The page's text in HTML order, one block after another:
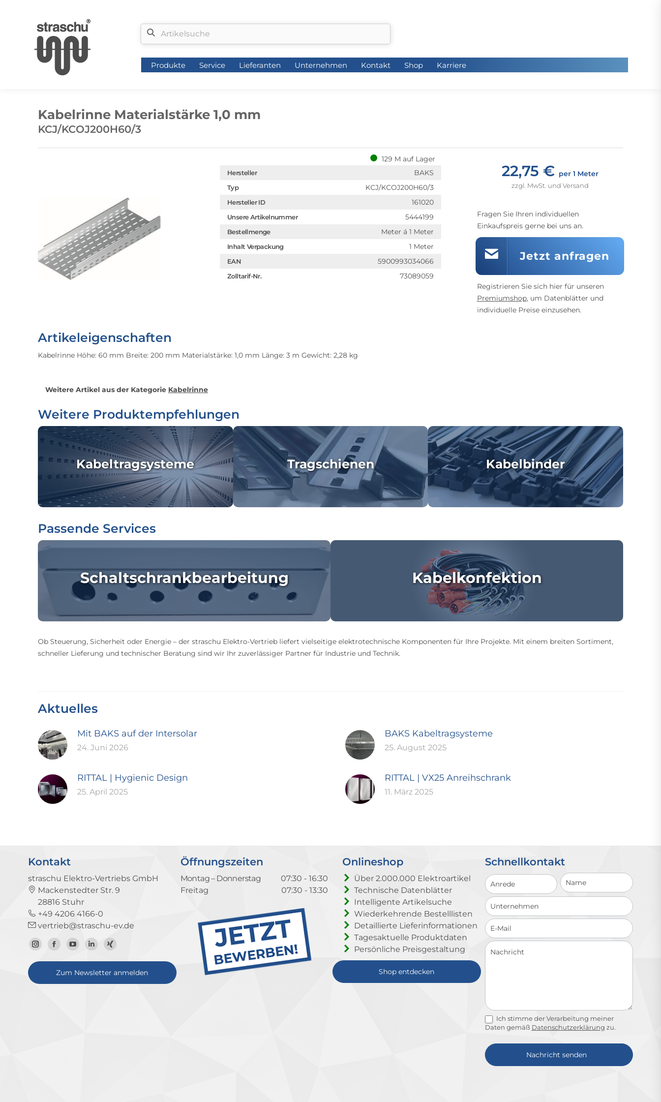
Produkte Service Lieferanten Unternehmen Kontakt Shop Karriere
Kabelrinne Materialstärke 1,0 mm
KCJ/KCOJ200H60/3
129 M auf Lager
Hersteller BAKS
Typ KCJ/KCOJ200H60/3
Hersteller ID 161020
Unsere Artikelnummer 5444199
Bestellmenge Meter á 1 Meter
Inhalt Verpackung 1 Meter
EAN 5900993034066
Zolltarif-Nr. 73089059
22,75 € per 1 Meter
zzgl. MwSt. und Versand
Fragen Sie Ihren individuellen
Einkaufspreis gerne bei uns an.
Jetzt anfragen
Registrieren Sie sich hier für unseren
Premiumshop, um Datenblätter und
individuelle Preise einzusehen.
Artikeleigenschaften
Kabelrinne Höhe: 60 mm Breite: 200 mm Materialstärke: 1,0 mm Länge: 3 m Gewicht: 2,28 kg
Weitere Artikel aus der Kategorie Kabelrinne
Weitere Produktempfehlungen
Kabeltragsysteme Tragschienen Kabelbinder
Passende Services
Schaltschrankbearbeitung Kabelkonfektion
Ob Steuerung, Sicherheit oder Energie – der straschu Elektro-Vertrieb liefert vielseitige elektrotechnische Komponenten für Ihre Projekte. Mit einem breiten Sortiment,
schneller Lieferung und technischer Beratung sind wir Ihr zuverlässiger Partner für Industrie und Technik.
Aktuelles
Mit BAKS auf der Intersolar
24. Juni 2026
BAKS Kabeltragsysteme
25. August 2025
RITTAL | Hygienic Design
25. April 2025
RITTAL | VX25 Anreihschrank
11. März 2025
Kontakt
straschu Elektro-Vertriebs GmbH
Mackenstedter Str. 9
28816 Stuhr
+49 4206 4166-0
vertrieb@straschu-ev.de
Zum
Instagram-
Zur
Facebook-
Seite
Zum
YouTube-
Kanal
Zum
LinkedIn-
Profil
Zum
Xing-
Profil
Zum Newsletter anmelden
Öffnungszeiten
Montag – Donnerstag
07:30 - 16:30
Freitag
07:30 - 13:30
Onlineshop
Über 2.000.000 Elektroartikel
Technische Datenblätter
Intelligente Artikelsuche
Wiederkehrende Bestelllisten
Detaillierte Lieferinformationen
Tagesaktuelle Produktdaten
Persönliche Preisgestaltung
Shop entdecken
Schnellkontakt
Schnellkontakt
Ich stimme der Verarbeitung meiner
Daten gemäß Datenschutzerklärung zu.
Nachricht senden
Produkte Service Lieferanten Unternehmen Kontakt